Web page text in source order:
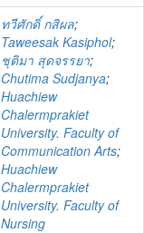
ทวีศักดิ์ กสิผล;
Taweesak Kasiphol;
ชุติมา สุดจรรยา;
Chutima Sudjanya;
Huachiew
Chalermprakiet
University. Faculty of
Communication Arts;
Huachiew
Chalermprakiet
University. Faculty of
Nursing